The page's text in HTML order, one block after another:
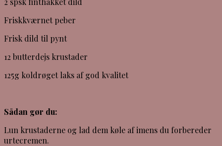
Friskkværnet peber
Frisk dild til pynt
12 butterdejs krustader
125g koldrøget laks af god kvalitet
Sådan gør du:
Lun krustaderne og lad dem køle af imens du forbereder
urtecremen.